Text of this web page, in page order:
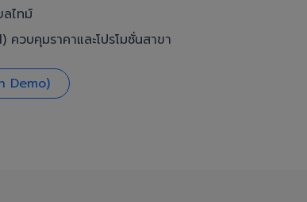
ไทม์
วบคุมราคาและโปรโมชั่นสาขา
Demo)